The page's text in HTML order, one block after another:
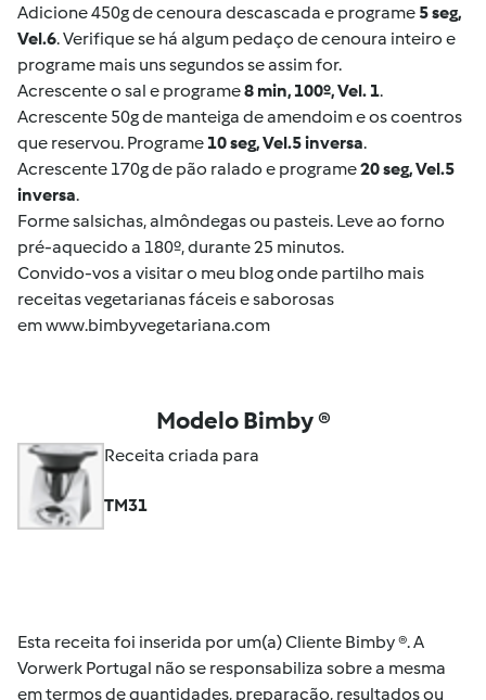
Adicione 450g de cenoura descascada e programe 5 seg,
Vel.6. Verifique se há algum pedaço de cenoura inteiro e
programe mais uns segundos se assim for.
Acrescente o sal e programe8 min, 100º, Vel. 1.
Acrescente 50g de manteiga de amendoim e os coentros
que reservou. Programe 10 seg, Vel.5 inversa.
Acrescente 170g de pão ralado e programe20 seg, Vel.5
inversa.
Forme salsichas, almôndegas ou pasteis. Leve ao forno
pré-aquecido a 180º, durante 25 minutos.
Convido-vos a visitar o meu blog onde partilho mais
receitas vegetarianas fáceis e saborosas
emwww.bimbyvegetariana.com
Modelo Bimby ®
Receita criada para
TM31
Esta receita foi inserida por um(a) Cliente Bimby ®. A
Vorwerk Portugal não se responsabiliza sobre a mesma
em termos de quantidades, preparação, resultados ou